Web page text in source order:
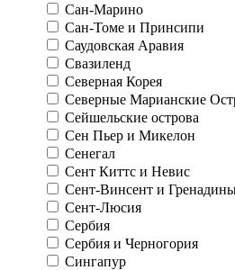
Сан-Марино
Сан-Томе и Принсипи
Саудовская Аравия
Свазиленд
Северная Корея
Северные Марианские
Сейшельские острова
Сен Пьер и Микелон
Сенегал
Сент Киттс и Невис
Сент-Винсент и
Сент-Люсия
Сербия
Сербия и Черногория
Сингапур